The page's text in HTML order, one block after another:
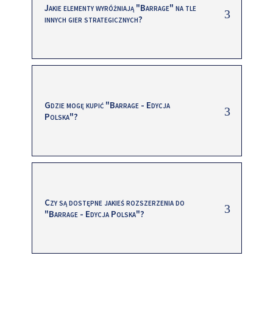
Jakie elementy wyróżniają "Barrage" na tle
innych gier strategicznych?
Gdzie mogę kupić "Barrage - Edycja
Polska"?
Czy są dostępne jakieś rozszerzenia do
"Barrage - Edycja Polska"?